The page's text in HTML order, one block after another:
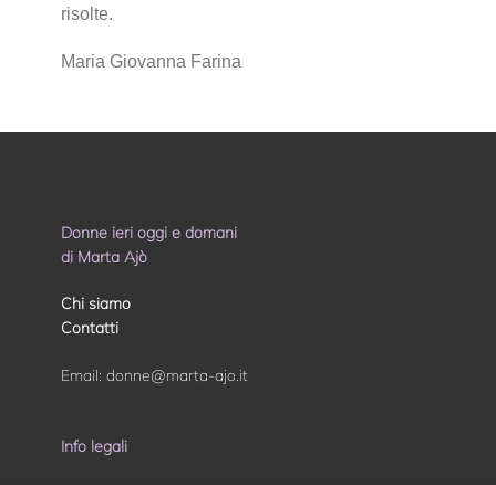
risolte.
Maria Giovanna Farina
Donne ieri oggi e domani
di Marta Ajò
Chi siamo
Contatti
Email: donne@marta-ajo.it
Info legali